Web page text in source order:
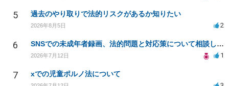
5 過去のやり取りで法的リスクがあるか知りたい
2026年8月5日 2
6 SNSでの未成年者録画、法的問題と対応策について相談したい
2026年7月12日 1
7 xでの児童ポルノ法について